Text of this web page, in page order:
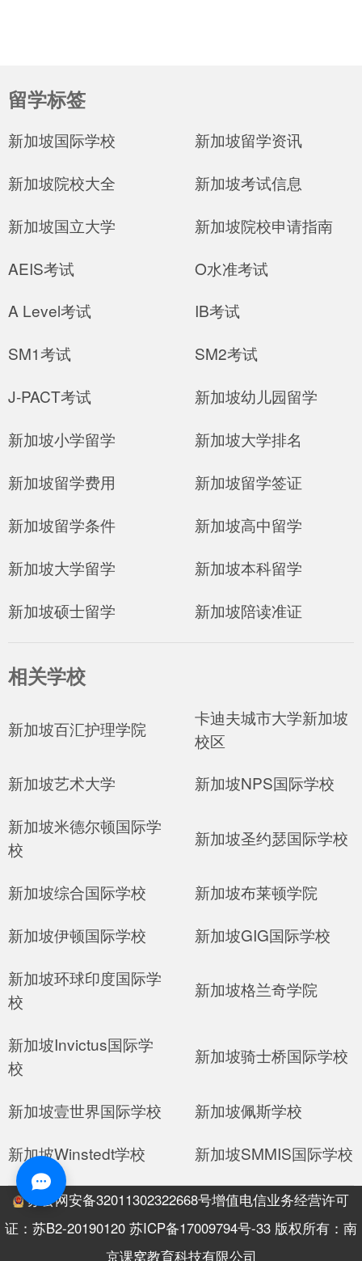
留学标签
新加坡国际学校
新加坡留学资讯
新加坡院校大全
新加坡考试信息
新加坡国立大学
新加坡院校申请指南
AEIS考试
O水准考试
A Level考试
IB考试
SM1考试
SM2考试
J-PACT考试
新加坡幼儿园留学
新加坡小学留学
新加坡大学排名
新加坡留学费用
新加坡留学签证
新加坡留学条件
新加坡高中留学
新加坡大学留学
新加坡本科留学
新加坡硕士留学
新加坡陪读准证
相关学校
新加坡百汇护理学院
卡迪夫城市大学新加坡
校区
新加坡艺术大学
新加坡NPS国际学校
新加坡米德尔顿国际学
校
新加坡圣约瑟国际学校
新加坡综合国际学校
新加坡布莱顿学院
新加坡伊顿国际学校
新加坡GIG国际学校
新加坡环球印度国际学
校
新加坡格兰奇学院
新加坡Invictus国际学
校
新加坡骑士桥国际学校
新加坡壹世界国际学校
新加坡佩斯学校
新加坡Winstedt学校
新加坡SMMIS国际学校
苏公网安备32011302322668号增值电信业务经营许可
证： 苏B2-20190120 苏ICP备17009794号-33 版权所有：南
京课窝教育科技有限公司